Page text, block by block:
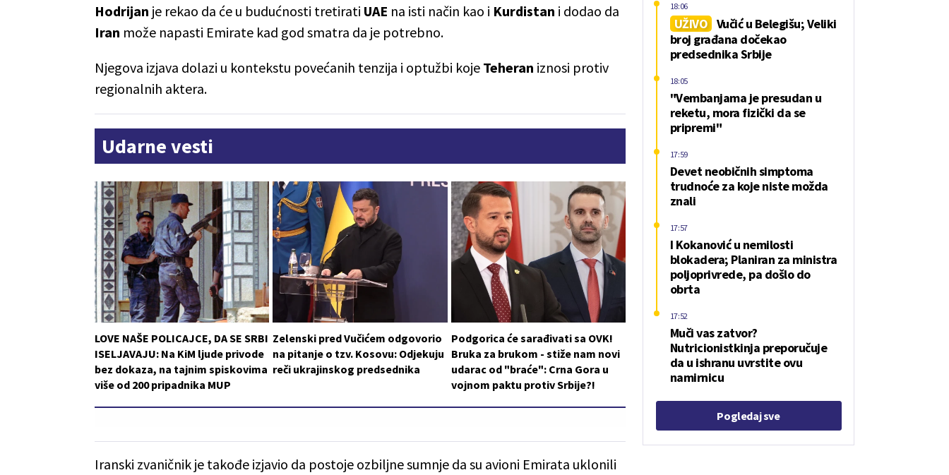
Hodrijan je rekao da će u budućnosti tretirati UAE na isti način kao i Kurdistan i dodao da
Iran može napasti Emirate kad god smatra da je potrebno.
Njegova izjava dolazi u kontekstu povećanih tenzija i optužbi koje Teheran iznosi protiv
regionalnih aktera.
Udarne vesti
LOVE NAŠE POLICAJCE, DA SE SRBI
ISELJAVAJU: Na KiM ljude privode
bez dokaza, na tajnim spiskovima
više od 200 pripadnika MUP
Zelenski pred Vučićem odgovorio
na pitanje o tzv. Kosovu: Odjekuju
reči ukrajinskog predsednika
Podgorica će sarađivati sa OVK!
Bruka za brukom - stiže nam novi
udarac od "braće": Crna Gora u
vojnom paktu protiv Srbije?!
Iranski zvaničnik je takođe izjavio da postoje ozbiljne sumnje da su avioni Emirata uklonili
UŽIVO Vučić u Belegišu; Veliki
broj građana dočekao
predsednika Srbije
18:06
"Vembanjama je presudan u
reketu, mora fizički da se
pripremi"
18:05
Devet neobičnih simptoma
trudnoće za koje niste možda
znali
17:59
I Kokanović u nemilosti
blokadera; Planiran za ministra
poljoprivrede, pa došlo do
obrta
17:57
Muči vas zatvor?
Nutricionistkinja preporučuje
da u ishranu uvrstite ovu
namirnicu
17:52
Pogledaj sve